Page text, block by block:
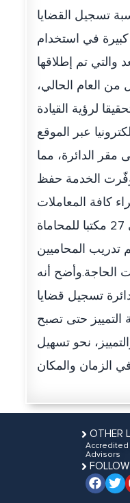
1500 قضية، فيما بلغت نسبة تسجيل القضايا
الماضي 23.3%، مما يمثل نسبة كبيرة في استخدام
تم إطلاقها
من العام الحالي،
لرؤية القيادة
عبر الموقع
مقر الدائرة، مما
وفّرت الخدمة حفظ
كافة المعاملات
التي تخص الخدمة في زمن قياسي.وأشار إلى أنه استفاد من الخدمة حتى الوقت الحالي 27 مكتبا للمحاماة
تدريب المحاميين
الحاجة.وأضح أنه
تسجيل قضايا
حتى تصبح
نحو تسهيل
OTHER
Accredited
Advisors